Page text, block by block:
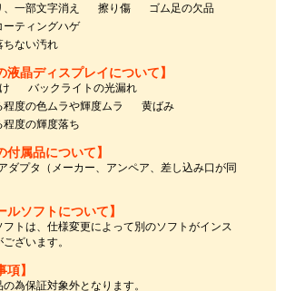
一部文字消え
擦り傷
ゴム足の欠品
ーティングハゲ
ちない汚れ
液晶ディスプレイについて】
バックライトの光漏れ
度の色ムラや輝度ムラ
黄ばみ
度の輝度落ち
付属品について】
ダプタ（メーカー、アンペア、差し込み口が同
ルソフトについて】
トは、仕様変更によって別のソフトがインス
ざいます。
項】
為保証対象外となります。